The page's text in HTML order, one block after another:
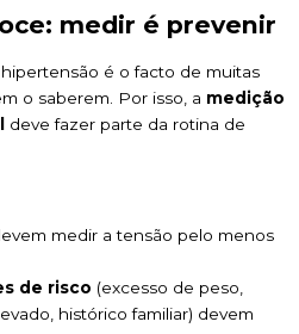
medir é prevenir
é o facto de muitas
o saberem. Por isso, a medição
deve fazer parte da rotina de
medir a tensão pelo menos
de risco (excesso de peso,
histórico familiar) devem